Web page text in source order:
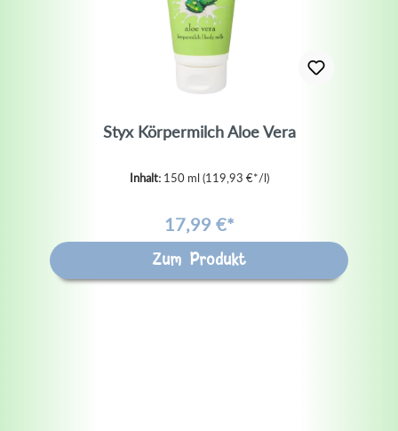
Styx Körpermilch Aloe Vera
Inhalt: 150 ml (119,93 €*/l)
17,99 €*
Zum Produkt